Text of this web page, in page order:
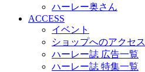
ハーレー奥さん
ACCESS
イベント
ショップへのアクセス
ハーレー誌 広告一覧
ハーレー誌 特集一覧